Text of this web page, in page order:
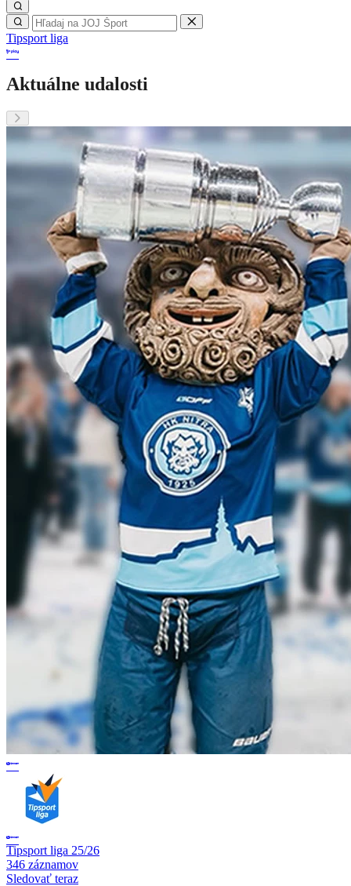
Tipsport liga
Aktuálne udalosti
Tipsport liga 25/26
346 záznamov
Sledovať teraz